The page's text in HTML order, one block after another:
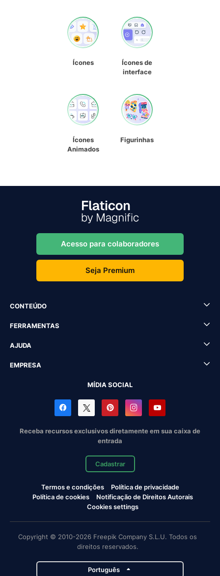
Ícones
Ícones de
interface
Ícones
Animados
Figurinhas
Acesso para colaboradores
Seja Premium
CONTEÚDO
FERRAMENTAS
AJUDA
EMPRESA
MÍDIA SOCIAL
Receba recursos exclusivos diretamente em sua caixa de
entrada
Cadastrar
Termos e condições
Política de privacidade
Política de cookies
Notificação de Direitos Autorais
Cookies settings
Copyright © 2010-2026 Freepik Company S.L.U. Todos os
direitos reservados.
Português